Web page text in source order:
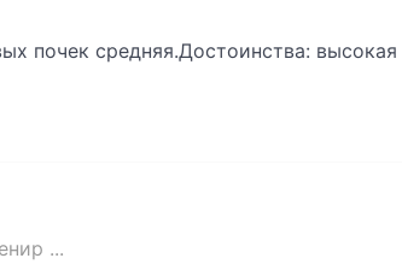
почек средняя.Достоинства: высокая
...